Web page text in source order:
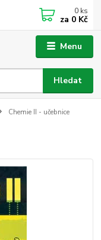
Menu
Hledat
0 ks
za 0 Kč
Chemie II - učebnice